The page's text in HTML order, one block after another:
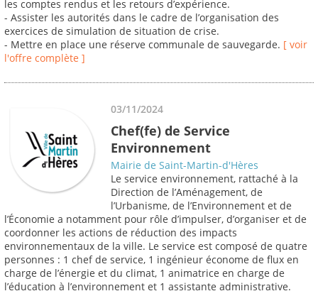
les comptes rendus et les retours d’expérience.
- Assister les autorités dans le cadre de l’organisation des
exercices de simulation de situation de crise.
- Mettre en place une réserve communale de sauvegarde. [ voir
l'offre complète ]
03/11/2024
Chef(fe) de Service
Environnement
Mairie de Saint-Martin-d'Hères
Le service environnement, rattaché à la
Direction de l’Aménagement, de
l’Urbanisme, de l’Environnement et de
l’Économie a notamment pour rôle d’impulser, d’organiser et de
coordonner les actions de réduction des impacts
environnementaux de la ville. Le service est composé de quatre
personnes : 1 chef de service, 1 ingénieur économe de flux en
charge de l’énergie et du climat, 1 animatrice en charge de
l’éducation à l’environnement et 1 assistante administrative.